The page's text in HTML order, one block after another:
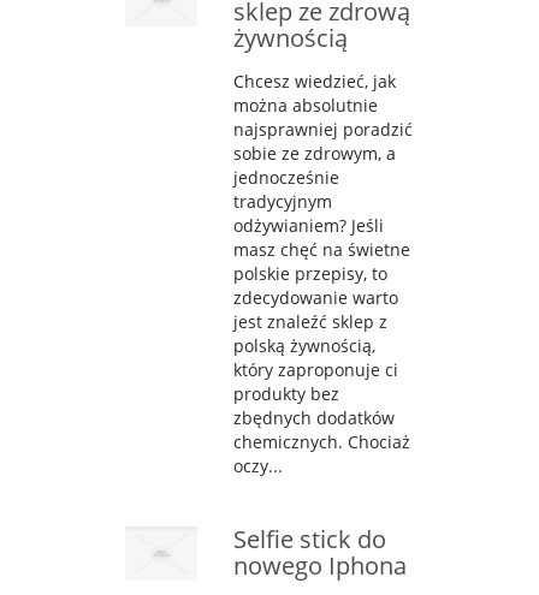
sklep ze zdrową
żywnością
Chcesz wiedzieć, jak
można absolutnie
najsprawniej poradzić
sobie ze zdrowym, a
jednocześnie
tradycyjnym
odżywianiem? Jeśli
masz chęć na świetne
polskie przepisy, to
zdecydowanie warto
jest znaleźć sklep z
polską żywnością,
który zaproponuje ci
produkty bez
zbędnych dodatków
chemicznych. Chociaż
oczy...
Selfie stick do
nowego Iphona